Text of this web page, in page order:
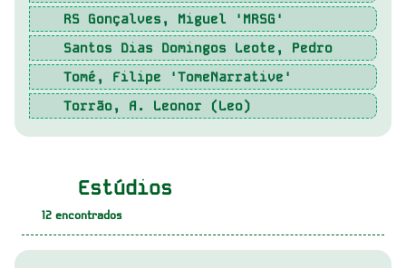
RS Gonçalves, Miguel 'MRSG'
Santos Dias Domingos Leote, Pedro
Tomé, Filipe 'TomeNarrative'
Torrão, A. Leonor (Leo)
Estúdios
12encontrados